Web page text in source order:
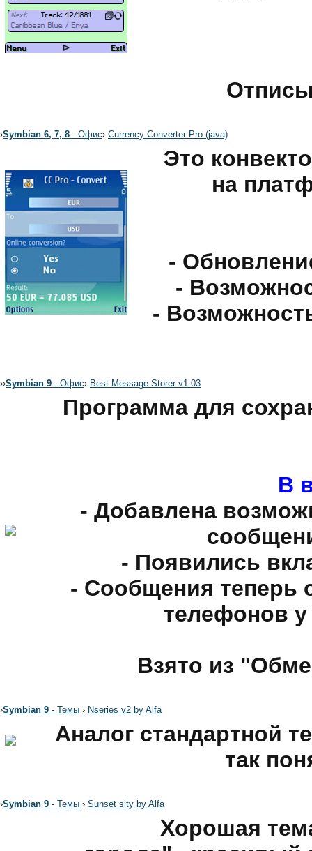
›Symbian 6, 7, 8 - Офис› Currency Converter Pro (java)
Это
на
-
-
-
››Symbian 9 - Офис› Best Message Storer v1.03
Программа для
В
- Добавлена
- Появились
- Сообщения теперь
телефонов у
Взято из
›Symbian 9 - Темы › Nseries v2 by Alfa
Аналог стандартной
так
›Symbian 9 - Темы › Sunset sity by Alfa
Хорошая